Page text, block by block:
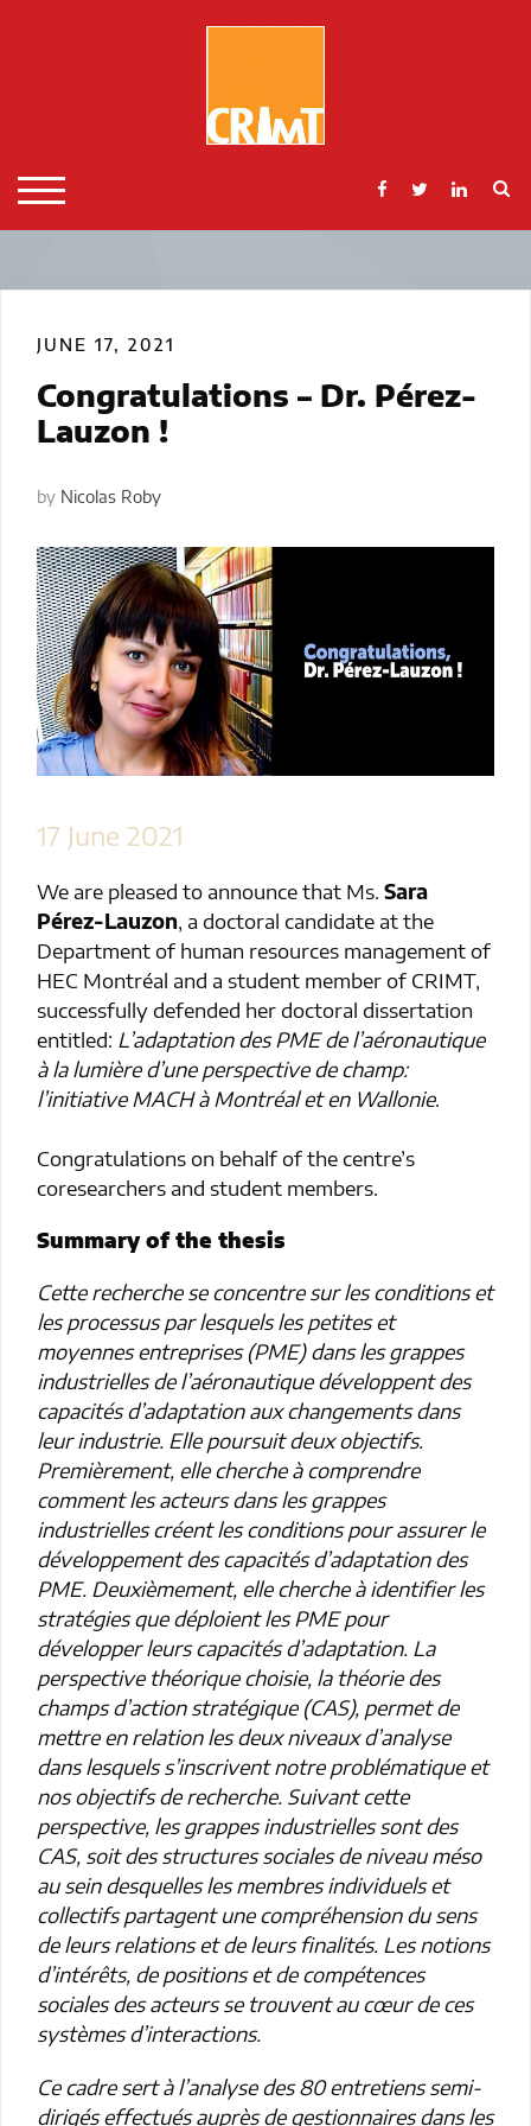
TOGGLE MOBILE MENU
JUNE 17, 2021
Congratulations – Dr. Pérez-
Lauzon !
by Nicolas Roby
17 June 2021
We are pleased to announce that Ms. Sara
Pérez-Lauzon, a doctoral candidate at the
Department of human resources management of
HEC Montréal and a student member of CRIMT,
successfully defended her doctoral dissertation
entitled: L’adaptation des PME de l’aéronautique
à la lumière d’une perspective de champ:
l’initiative MACH à Montréal et en Wallonie.
Congratulations on behalf of the centre’s
coresearchers and student members.
Summary of the thesis
Cette recherche se concentre sur les conditions et
les processus par lesquels les petites et
moyennes entreprises (PME) dans les grappes
industrielles de l’aéronautique développent des
capacités d’adaptation aux changements dans
leur industrie. Elle poursuit deux objectifs.
Premièrement, elle cherche à comprendre
comment les acteurs dans les grappes
industrielles créent les conditions pour assurer le
développement des capacités d’adaptation des
PME. Deuxièmement, elle cherche à identifier les
stratégies que déploient les PME pour
développer leurs capacités d’adaptation. La
perspective théorique choisie, la théorie des
champs d’action stratégique (CAS), permet de
mettre en relation les deux niveaux d’analyse
dans lesquels s’inscrivent notre problématique et
nos objectifs de recherche. Suivant cette
perspective, les grappes industrielles sont des
CAS, soit des structures sociales de niveau méso
au sein desquelles les membres individuels et
collectifs partagent une compréhension du sens
de leurs relations et de leurs finalités. Les notions
d’intérêts, de positions et de compétences
sociales des acteurs se trouvent au cœur de ces
systèmes d’interactions.
Ce cadre sert à l’analyse des 80 entretiens semi-
dirigés effectués auprès de gestionnaires dans les